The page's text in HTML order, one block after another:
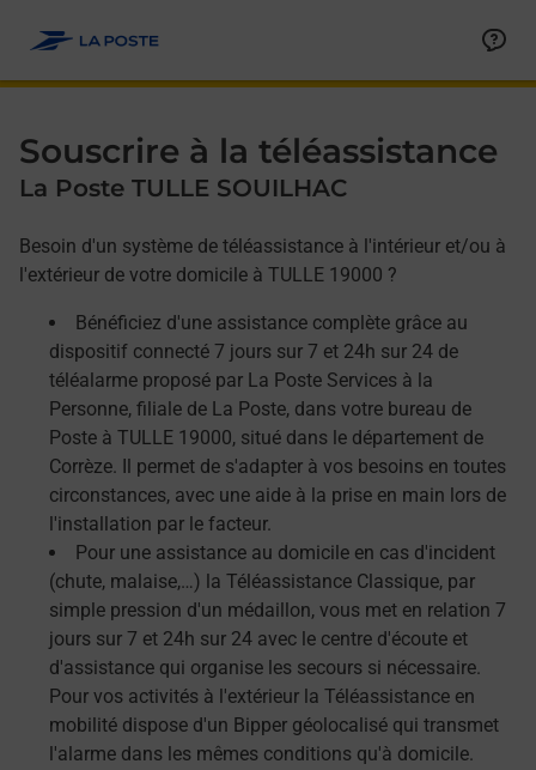
Souscrire à la téléassistance
La Poste TULLE SOUILHAC
Besoin d'un système de téléassistance à l'intérieur et/ou à
l'extérieur de votre domicile à TULLE 19000 ?
Bénéficiez d'une assistance complète grâce au
dispositif connecté 7 jours sur 7 et 24h sur 24 de
téléalarme proposé par La Poste Services à la
Personne, filiale de La Poste, dans votre bureau de
Poste à TULLE 19000, situé dans le département de
Corrèze. Il permet de s'adapter à vos besoins en toutes
circonstances, avec une aide à la prise en main lors de
l'installation par le facteur.
Pour une assistance au domicile en cas d'incident
(chute, malaise,…) la Téléassistance Classique, par
simple pression d'un médaillon, vous met en relation 7
jours sur 7 et 24h sur 24 avec le centre d'écoute et
d'assistance qui organise les secours si nécessaire.
Pour vos activités à l'extérieur la Téléassistance en
mobilité dispose d'un Bipper géolocalisé qui transmet
l'alarme dans les mêmes conditions qu'à domicile.